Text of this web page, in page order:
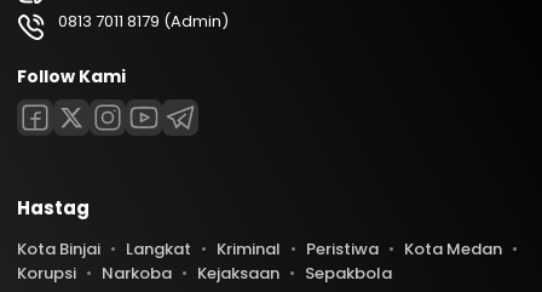
0813 7011 8179 (Admin)
Follow Kami
Hastag
Kota Binjai Langkat Kriminal Peristiwa
Kota Medan
Korupsi
Narkoba Kejaksaan Sepakbola